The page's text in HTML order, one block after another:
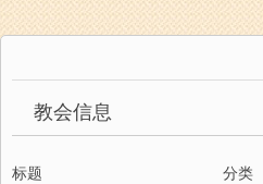
搜
索
教会信息
标题 分类